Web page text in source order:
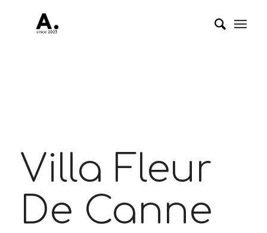
Villa Fleur
De Canne